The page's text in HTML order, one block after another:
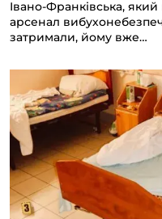
Івано-Франківська,
арсенал
затримали, йому вже…